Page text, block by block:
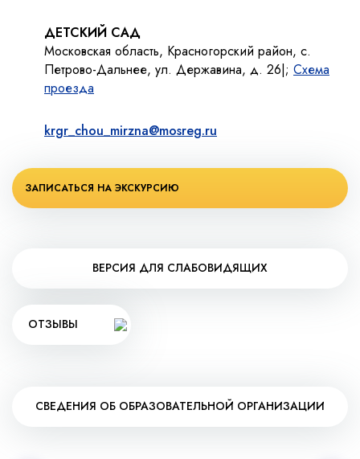
ДЕТСКИЙ САД
Московская область, Красногорский район, с.
Петрово-Дальнее, ул. Державина, д. 26|; Схема
проезда
krgr_chou_mirzna@mosreg.ru
ЗАПИСАТЬСЯ НА ЭКСКУРСИЮ
ВЕРСИЯ ДЛЯ СЛАБОВИДЯЩИХ
ОТЗЫВЫ
СВЕДЕНИЯ ОБ ОБРАЗОВАТЕЛЬНОЙ ОРГАНИЗАЦИИ